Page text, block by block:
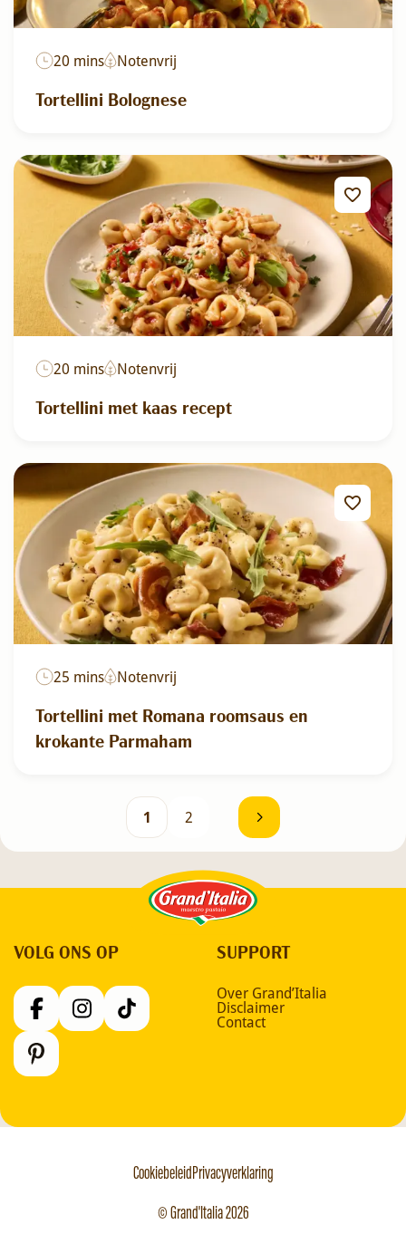
20 mins Notenvrij
Tortellini Bolognese
20 mins Notenvrij
Tortellini met kaas recept
25 mins Notenvrij
Tortellini met Romana roomsaus en
krokante Parmaham
1 2
Grand'Italia
VOLG ONS OP SUPPORT
Over Grand’Italia
Disclaimer
Contact
CookiebeleidPrivacyverklaring
© Grand'Italia 2026